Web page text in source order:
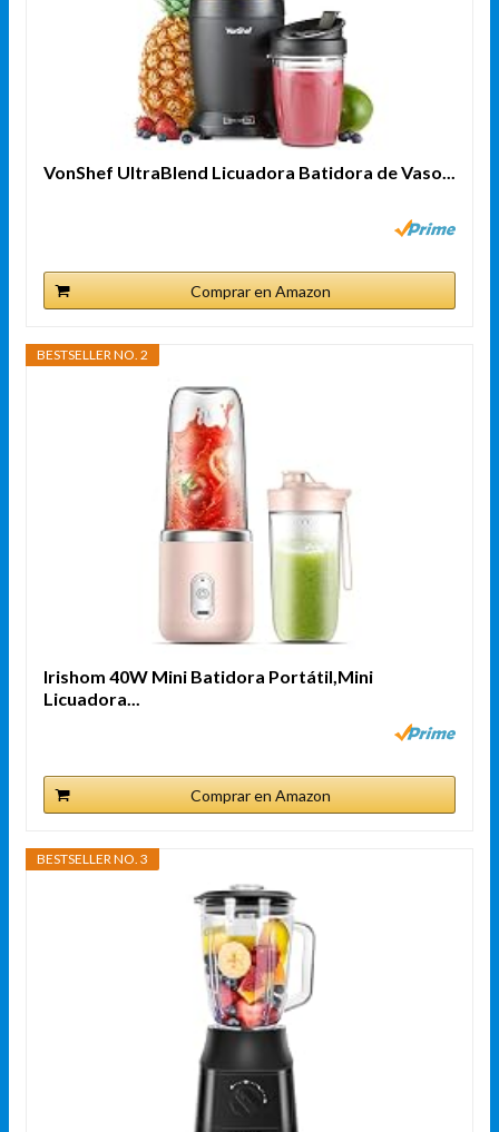
VonShef UltraBlend Licuadora Batidora de Vaso...
Comprar en Amazon
BESTSELLER NO. 2
Irishom 40W Mini Batidora Portátil,Mini
Licuadora...
Comprar en Amazon
BESTSELLER NO. 3